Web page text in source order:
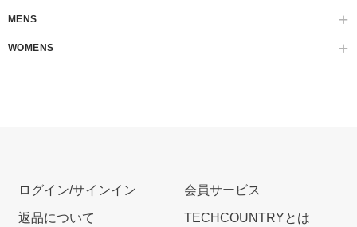
MENS
WOMENS
ログイン/サインイン
返品について
会員サービス
TECHCOUNTRYとは